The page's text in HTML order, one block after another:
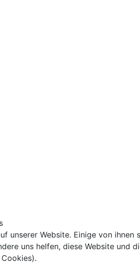
unserer Website. Einige von ihnen
uns helfen, diese Website und